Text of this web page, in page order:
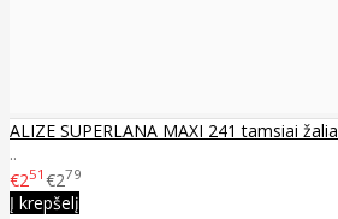
ALIZE SUPERLANA MAXI 241 tamsiai žalia
..
€251 €279
Į krepšelį